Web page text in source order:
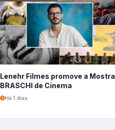
Lenehr Filmes promove a Mostra
BRASCHI de Cinema
Há 1 dias